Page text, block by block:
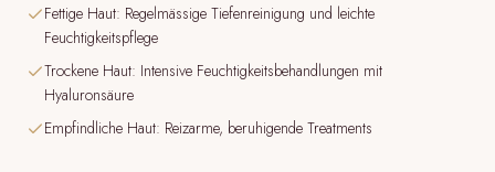
Fettige Haut: Regelmässige Tiefenreinigung und leichte
Feuchtigkeitspflege
Trockene Haut: Intensive Feuchtigkeitsbehandlungen mit
Hyaluronsäure
Empfindliche Haut: Reizarme, beruhigende Treatments